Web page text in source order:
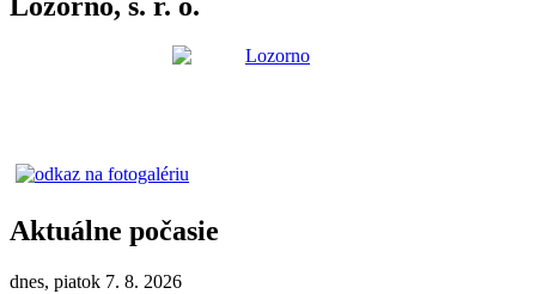
Aktuálne počasie
dnes, piatok 7. 8. 2026